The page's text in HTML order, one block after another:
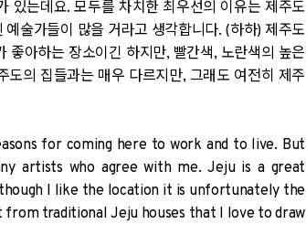
있는데요. 모두를 차치한 최우선의 이유는 제주도
술가들이 많을 거라고 생각합니다. (하하) 제주도
좋아하는 장소이긴 하지만, 빨간색, 노란색의 높은
의 집들과는 매우 다르지만, 그래도 여전히 제주
for coming here to work and to live. But
artists who agree with me. Jeju is a great
I like the location it is unfortunately the
from traditional Jeju houses that I love to draw